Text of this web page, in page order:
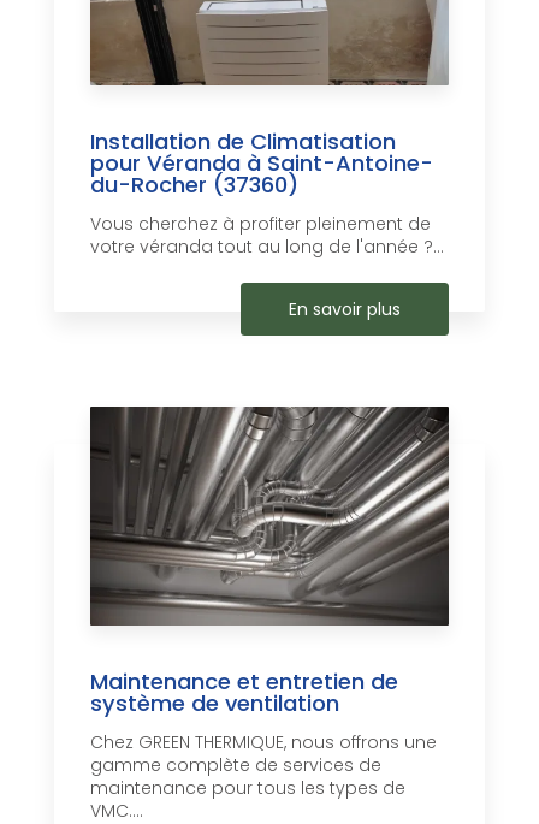
Installation de Climatisation
pour Véranda à Saint-Antoine-
du-Rocher (37360)
Vous cherchez à profiter pleinement de
votre véranda tout au long de l'année ?...
En savoir plus
Maintenance et entretien de
système de ventilation
Chez GREEN THERMIQUE, nous offrons une
gamme complète de services de
maintenance pour tous les types de
VMC....